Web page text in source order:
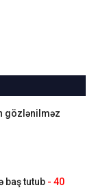
gözlənilməz
baş tutub - 40